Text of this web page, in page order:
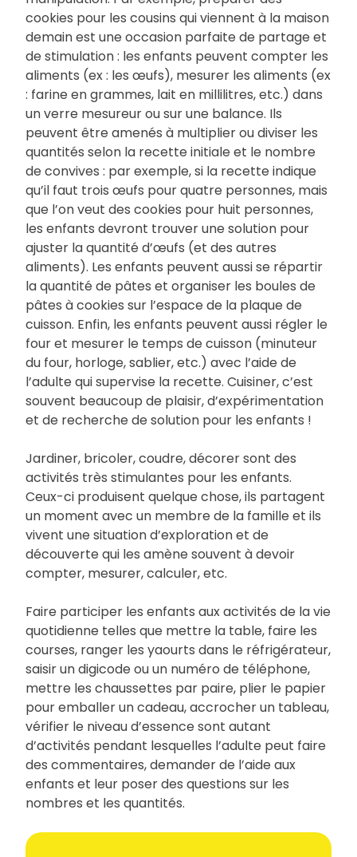
cookies pour les cousins qui viennent à la maison
demain est une occasion parfaite de partage et
de stimulation : les enfants peuvent compter les
aliments (ex : les œufs), mesurer les aliments (ex
: farine en grammes, lait en millilitres, etc.) dans
un verre mesureur ou sur une balance. Ils
peuvent être amenés à multiplier ou diviser les
quantités selon la recette initiale et le nombre
de convives : par exemple, si la recette indique
qu’il faut trois œufs pour quatre personnes, mais
que l’on veut des cookies pour huit personnes,
les enfants devront trouver une solution pour
ajuster la quantité d’œufs (et des autres
aliments). Les enfants peuvent aussi se répartir
la quantité de pâtes et organiser les boules de
pâtes à cookies sur l’espace de la plaque de
cuisson. Enfin, les enfants peuvent aussi régler le
four et mesurer le temps de cuisson (minuteur
du four, horloge, sablier, etc.) avec l’aide de
l’adulte qui supervise la recette. Cuisiner, c’est
souvent beaucoup de plaisir, d’expérimentation
et de recherche de solution pour les enfants !
Jardiner, bricoler, coudre, décorer sont des
activités très stimulantes pour les enfants.
Ceux-ci produisent quelque chose, ils partagent
un moment avec un membre de la famille et ils
vivent une situation d’exploration et de
découverte qui les amène souvent à devoir
compter, mesurer, calculer, etc.
Faire participer les enfants aux activités de la vie
quotidienne telles que mettre la table, faire les
courses, ranger les yaourts dans le réfrigérateur,
saisir un digicode ou un numéro de téléphone,
mettre les chaussettes par paire, plier le papier
pour emballer un cadeau, accrocher un tableau,
vérifier le niveau d’essence sont autant
d’activités pendant lesquelles l’adulte peut faire
des commentaires, demander de l’aide aux
enfants et leur poser des questions sur les
nombres et les quantités.